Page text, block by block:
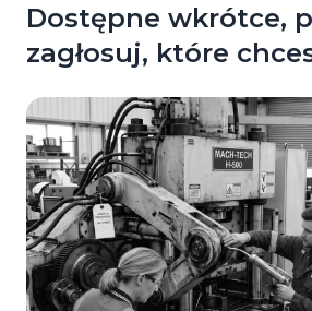
Dostępne wkrótce,
zagłosuj, które